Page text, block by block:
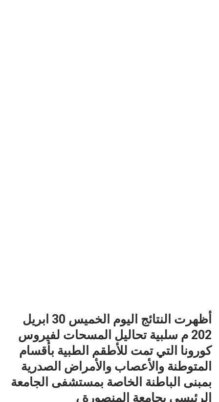
أظهرت النتائج اليوم الخميس 30 ابريل
202 م سلبية تحاليل المسحات لفيروس
كورونا التي تمت للأطقم الطبية بأقسام
المتوطنة والأعصاب والأمراض الصدرية
بمبنى الباطنة الخاصة بمستشفى الجامعة
الرئيسي بجامعة المنصورة ،